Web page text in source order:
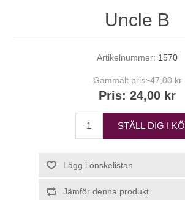
Uncle B
Artikelnummer: 1570
Gammalt pris: 47,00 kr
Pris: 24,00 kr
STÄLL DIG I KÖ
Lägg i önskelistan
Jämför denna produkt